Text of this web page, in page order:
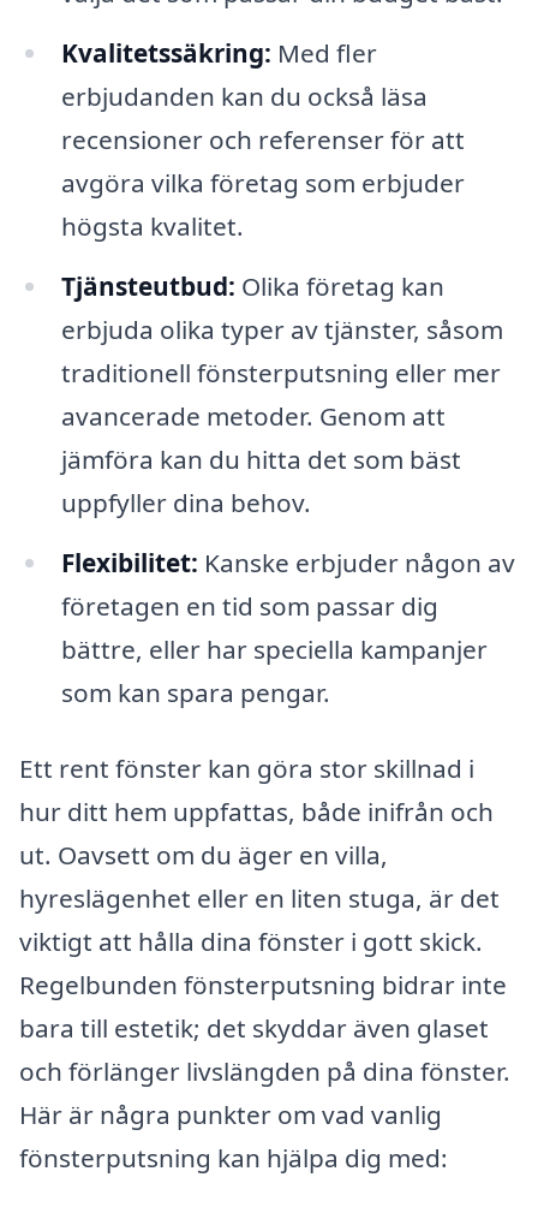
Kvalitetssäkring: Med fler
erbjudanden kan du också läsa
recensioner och referenser för att
avgöra vilka företag som erbjuder
högsta kvalitet.
Tjänsteutbud: Olika företag kan
erbjuda olika typer av tjänster, såsom
traditionell fönsterputsning eller mer
avancerade metoder. Genom att
jämföra kan du hitta det som bäst
uppfyller dina behov.
Flexibilitet: Kanske erbjuder någon av
företagen en tid som passar dig
bättre, eller har speciella kampanjer
som kan spara pengar.
Ett rent fönster kan göra stor skillnad i
hur ditt hem uppfattas, både inifrån och
ut. Oavsett om du äger en villa,
hyreslägenhet eller en liten stuga, är det
viktigt att hålla dina fönster i gott skick.
Regelbunden fönsterputsning bidrar inte
bara till estetik; det skyddar även glaset
och förlänger livslängden på dina fönster.
Här är några punkter om vad vanlig
fönsterputsning kan hjälpa dig med: